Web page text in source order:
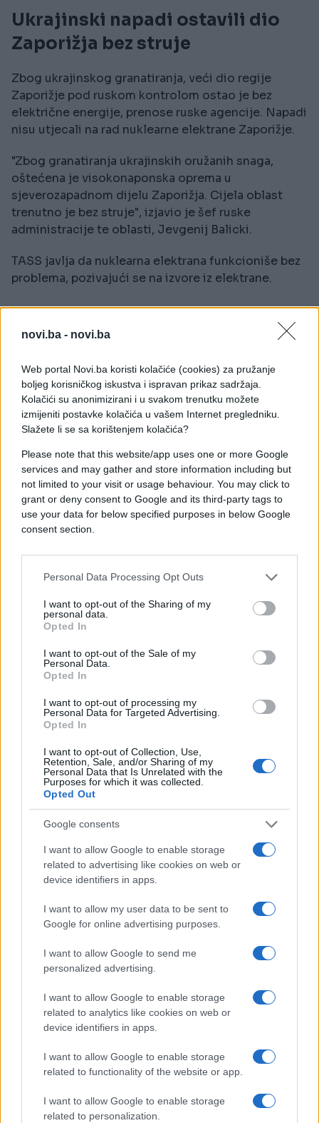
novi.ba - novi.ba
Web portal Novi.ba koristi kolačiće (cookies) za pružanje
boljeg korisničkog iskustva i ispravan prikaz sadržaja.
Kolačići su anonimizirani i u svakom trenutku možete
izmijeniti postavke kolačića u vašem Internet pregledniku.
Slažete li se sa korištenjem kolačića?
Please note that this website/app uses one or more Google
services and may gather and store information including but
not limited to your visit or usage behaviour. You may click to
grant or deny consent to Google and its third-party tags to
use your data for below specified purposes in below Google
consent section.
Personal Data Processing Opt Outs
I want to opt-out of the Sharing of my
personal data.
Opted In
I want to opt-out of the Sale of my
Personal Data.
Opted In
I want to opt-out of processing my
Personal Data for Targeted Advertising.
Opted In
I want to opt-out of Collection, Use,
Retention, Sale, and/or Sharing of my
Personal Data that Is Unrelated with the
Purposes for which it was collected.
Opted Out
Google consents
I want to allow Google to enable storage
related to advertising like cookies on web or
device identifiers in apps.
I want to allow my user data to be sent to
Google for online advertising purposes.
I want to allow Google to send me
personalized advertising.
I want to allow Google to enable storage
related to analytics like cookies on web or
device identifiers in apps.
I want to allow Google to enable storage
related to functionality of the website or app.
I want to allow Google to enable storage
related to personalization.
Ukrajinski napadi ostavili dio
Zaporižja bez struje
Zbog ukrajinskog granatiranja, veći dio regije
Zaporižje pod ruskom kontrolom ostao je bez
električne energije, prenose ruske agencije. Napadi
nisu utjecali na rad nuklearne elektrane Zaporižje.
"Zbog granatiranja ukrajinskih oružanih snaga,
oštećena je visokonaponska oprema u
sjeverozapadnom dijelu Zaporižja. Cijela oblast
trenutno je bez struje", izjavio je šef ruske
administracije te oblasti, Jevgenij Balicki.
TASS javlja da nuklearna elektrana funkcioniše bez
problema, pozivajući se na izvore iz elektrane.
Zelenski: Ukrajina pozvana na
NATO samit u Haagu
Ukrajinski predsjednik Volodimir Zelenski izjavio je
da je Ukrajina pozvana da učestvuje na
predstojećem NATO samitu u Haagu.
važno," rekao je Zelenski novinarima nakon
sastanka s generalnim sekretarom NATO-a,
Markom Rutteom, u Vilniusu.
Zelenski još nije potvrdio hoće li lično
Nizozemske.
U ponedjeljak je u Vilniusu održan i samit tzv. B9
grupa – članica NATO-a iz nordijskih, baltičkih i
izrazile podršku članstvu Ukrajine u zapadnom
vojnom savezu.
Putinovi zahtjevi: Bez širenja
NATO-a na istok
Ruski predsjednik Vladimir Putin poručio je da bi, za
završetak rata u Ukrajini, zapadni lideri morali dati
pisanu garanciju da se NATO neće širiti dalje na
istok, te da se ukinu određene sankcije.
Sprječavanje ukrajinskog pristupanja NATO-u jedan
je od glavnih razloga koje Kremlj navodi za
godine.
#Rusija #Ukrajina
#Rat u Ukrajini #dmtrij medvedev